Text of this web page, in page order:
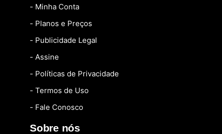
- Minha Conta
- Planos e Preços
- Publicidade Legal
- Assine
- Políticas de Privacidade
- Termos de Uso
- Fale Conosco
Sobre nós